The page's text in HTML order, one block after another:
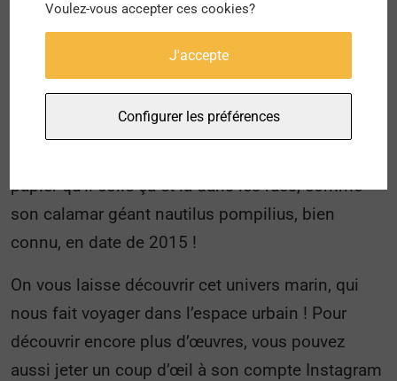
d’inspiration inépuisable, que l’on remarque
l’artiste pratique davantage des collages et de
l’affichage, qui lui semblent mieux acceptés par
papier qu’il colle ça et là dans les rues, comme
son calamar géant nautilus pompilius, bien
connu, en date de 2015 !
On vous laisse découvrir cet univers marin, qui
nous fait voyager dans l’espace urbain ! Pour
découvrir encore plus d’œuvres, vous pouvez
aussi jeter un coup d’œil à son compte Instagram
Voulez-vous accepter ces cookies?
J'accepte
Configurer les préférences